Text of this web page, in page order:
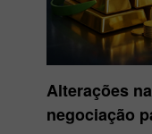
Alterações
negociação